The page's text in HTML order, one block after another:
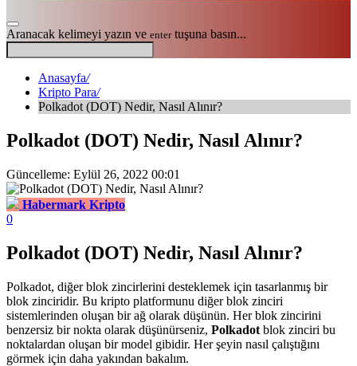
Aranacak kelimeyi yazın ve entertuşuna basın...
Anasayfa/
Kripto Para/
Polkadot (DOT) Nedir, Nasıl Alınır?
Polkadot (DOT) Nedir, Nasıl Alınır?
Güncelleme: Eylül 26, 2022 00:01
Habermark Kripto
0
Polkadot (DOT) Nedir, Nasıl Alınır?
Polkadot, diğer blok zincirlerini desteklemek için tasarlanmış bir
blok zinciridir. Bu kripto platformunu diğer blok zinciri
sistemlerinden oluşan bir ağ olarak düşünün. Her blok zincirini
benzersiz bir nokta olarak düşünürseniz, Polkadot blok zinciri bu
noktalardan oluşan bir model gibidir. Her şeyin nasıl çalıştığını
görmek için daha yakından bakalım.